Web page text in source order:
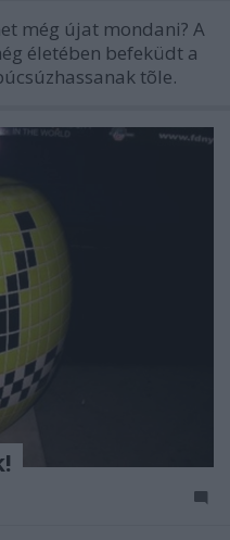
még újat mondani? A
életében befeküdt a
tõle.